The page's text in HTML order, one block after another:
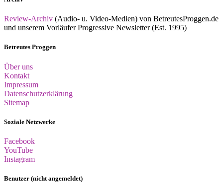
Review-Archiv (Audio- u. Video-Medien) von BetreutesProggen.de
und unserem Vorläufer Progressive Newsletter (Est. 1995)
Betreutes Proggen
Über uns
Kontakt
Impressum
Datenschutzerklärung
Sitemap
Soziale Netzwerke
Facebook
YouTube
Instagram
Benutzer (nicht angemeldet)